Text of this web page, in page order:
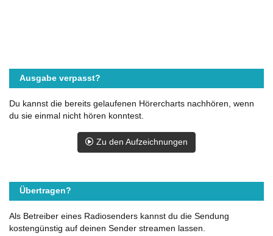
Ausgabe verpasst?
Du kannst die bereits gelaufenen Hörercharts nachhören, wenn
du sie einmal nicht hören konntest.
Zu den Aufzeichnungen
Übertragen?
Als Betreiber eines Radiosenders kannst du die Sendung
kostengünstig auf deinen Sender streamen lassen.